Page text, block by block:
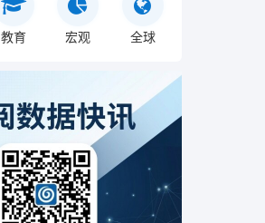
教育 宏观 全球